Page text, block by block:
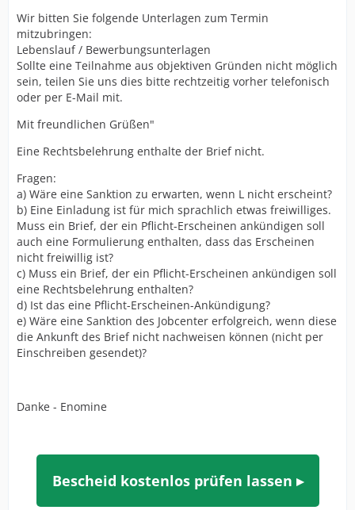
Wir bitten Sie folgende Unterlagen zum Termin
mitzubringen:
Lebenslauf / Bewerbungsunterlagen
Sollte eine Teilnahme aus objektiven Gründen nicht möglich
sein, teilen Sie uns dies bitte rechtzeitig vorher telefonisch
oder per E-Mail mit.
Mit freundlichen Grüßen"
Eine Rechtsbelehrung enthalte der Brief nicht.
Fragen:
a) Wäre eine Sanktion zu erwarten, wenn L nicht erscheint?
b) Eine Einladung ist für mich sprachlich etwas freiwilliges.
Muss ein Brief, der ein Pflicht-Erscheinen ankündigen soll
auch eine Formulierung enthalten, dass das Erscheinen
nicht freiwillig ist?
c) Muss ein Brief, der ein Pflicht-Erscheinen ankündigen soll
eine Rechtsbelehrung enthalten?
d) Ist das eine Pflicht-Erscheinen-Ankündigung?
e) Wäre eine Sanktion des Jobcenter erfolgreich, wenn diese
die Ankunft des Brief nicht nachweisen können (nicht per
Einschreiben gesendet)?
Danke - Enomine
Bescheid kostenlos prüfen lassen ▸